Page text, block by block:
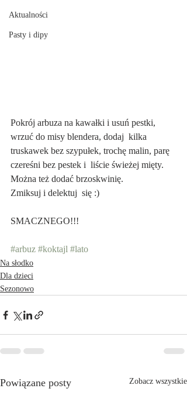
Aktualności
Pasty i dipy
Pokrój arbuza na kawałki i usuń pestki,
wrzuć do misy blendera, dodaj  kilka
truskawek bez szypułek, trochę malin, parę
czereśni bez pestek i  liście świeżej mięty.
Można też dodać brzoskwinię.
Zmiksuj i delektuj  się :)
SMACZNEGO!!!
#arbuz #koktajl #lato
Na słodko
Dla dzieci
Sezonowo
Powiązane posty Zobacz wszystkie